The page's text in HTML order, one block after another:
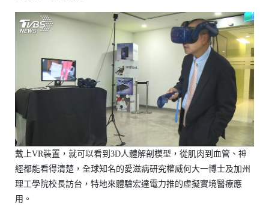
戴上VR裝置，就可以看到3D人體解剖模型，從肌肉到血管、神
經都能看得清楚，全球知名的愛滋病研究權威何大一博士及加州
理工學院校長訪台，特地來體驗宏達電力推的虛擬實境醫療應
用。